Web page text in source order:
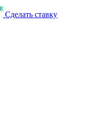
Сделать ставку